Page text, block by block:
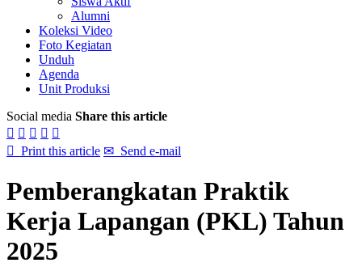
Alumni
Koleksi Video
Foto Kegiatan
Unduh
Agenda
Unit Produksi
Social media Share this article
    
 Print this article ✉ Send e-mail
Pemberangkatan Praktik
Kerja Lapangan (PKL) Tahun
2025